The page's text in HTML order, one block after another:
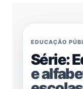
EDUCAÇÃO
Série:
e